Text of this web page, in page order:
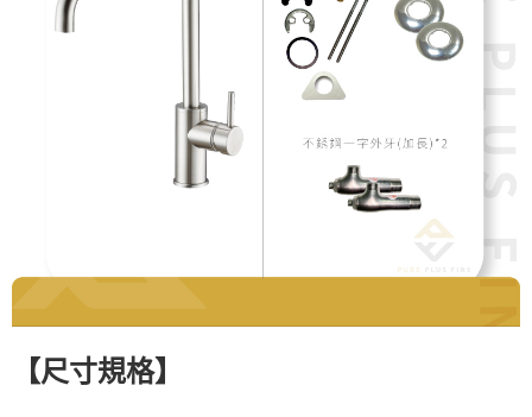
【尺寸規格】